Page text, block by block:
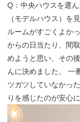
Q：中央ハウスを選
（モデルハウス）を
ルームがすごくよか
からの日当たり、間
めようと思い、その
んに決めました。 一
ツガツしていなかっ
りを感じたのが安心